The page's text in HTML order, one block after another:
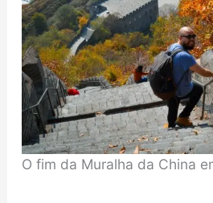
O fim da Muralha da China